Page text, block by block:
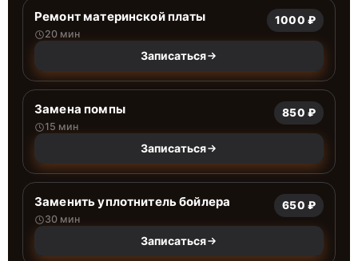
Ремонт материнской платы
20 мин
1000 ₽
Записаться
Замена помпы
15 мин
850 ₽
Записаться
Заменить уплотнитель бойлера
30 мин
650 ₽
Записаться